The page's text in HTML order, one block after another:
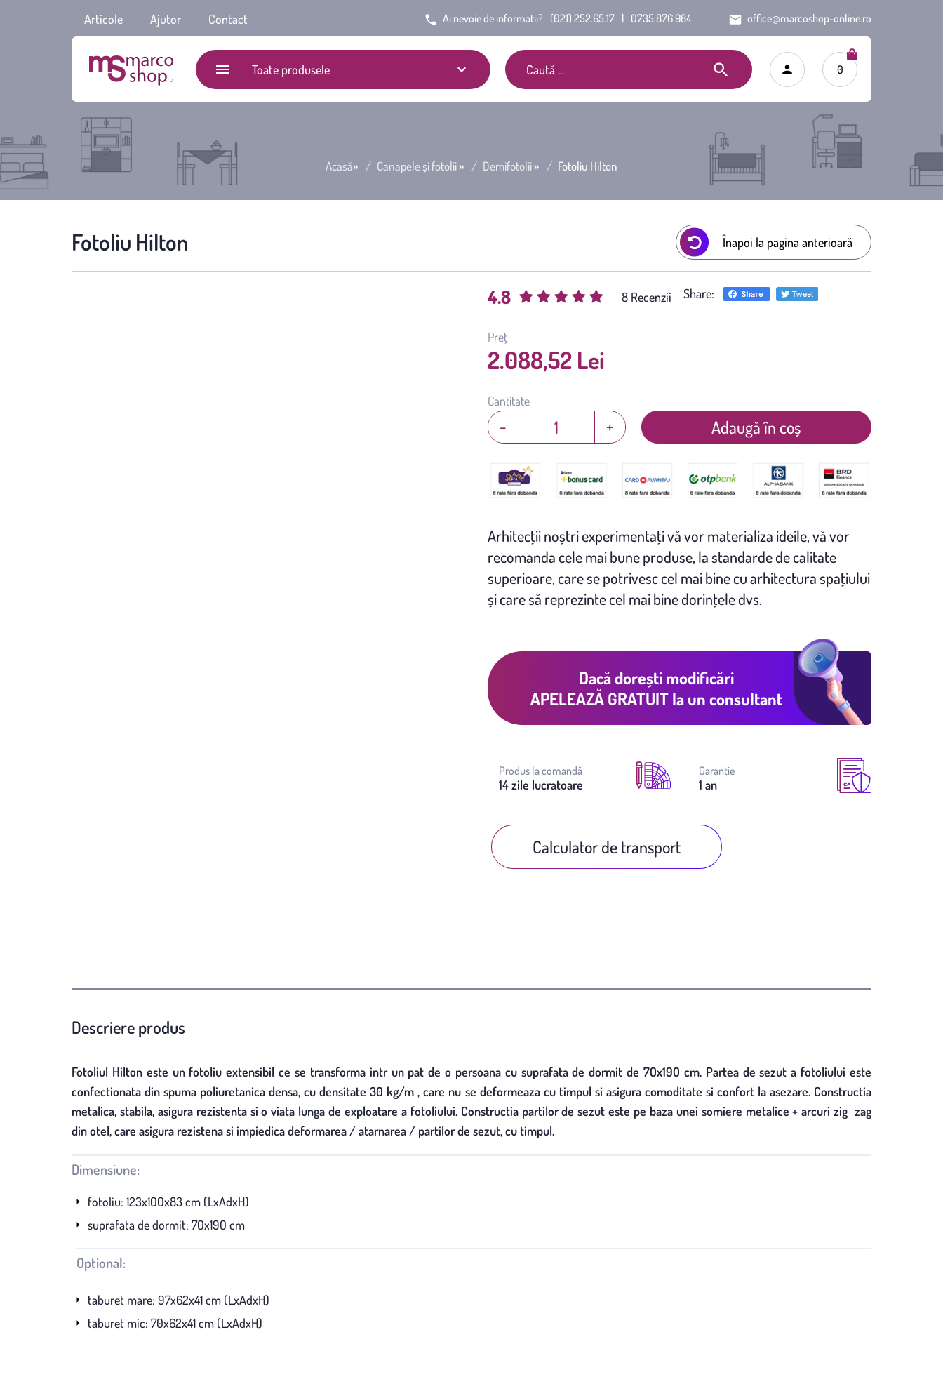
Ai nevoie de informatii? (021) 252.65.17 | 0735.876.984 office@marcoshop-online.ro
Toate produsele
Articole Ajutor Contact
0
Acasă» Canapele și fotolii» Demifotolii» Fotoliu Hilton
Înapoi la pagina anterioară
Fotoliu Hilton
4.8 8 Share:
Preț
2.088,52 Lei
Cantitate
+
- Adaugă în coș
Arhitecţii noștri experimentaţi vă vor materializa ideile, vă vor
recomanda cele mai bune produse, la standarde de calitate
superioare, care se potrivesc cel mai bine cu arhitectura spaţiului
și care să reprezinte cel mai bine dorinţele dvs.
Dacă dorești modificări
APELEAZĂ GRATUITla un consultant
Produs la comandă
14 zile lucratoare
Garanţie
1 an
Calculator de transport
Descriere produs
Fotoliul Hilton este un fotoliu extensibil ce se transforma intr un pat de o persoana cu suprafata de dormit de 70x190 cm. Partea de sezut a fotoliului este
confectionata din spuma poliuretanica densa, cu densitate 30 kg/m , care nu se deformeaza cu timpul si asigura comoditate si confort la asezare. Constructia
metalica, stabila, asigura rezistenta si o viata lunga de exploatare a fotoliului. Constructia partilor de sezut este pe baza unei somiere metalice + arcuri zig zag
din otel, care asigura rezistena si impiedica deformarea / atarnarea / partilor de sezut, cu timpul.
Dimensiune:
fotoliu: 123x100x83 cm (LxAdxH)
suprafata de dormit: 70x190 cm
Optional:
taburet mare: 97x62x41 cm (LxAdxH)
taburet mic: 70x62x41 cm (LxAdxH)